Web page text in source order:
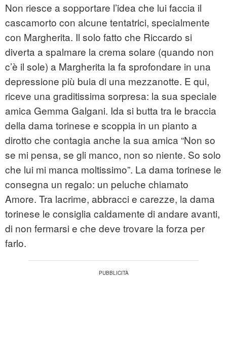
Non riesce a sopportare l’idea che lui faccia il
cascamorto con alcune tentatrici, specialmente
con Margherita. Il solo fatto che Riccardo si
diverta a spalmare la crema solare (quando non
c’è il sole) a Margherita la fa sprofondare in una
depressione più buia di una mezzanotte. E qui,
riceve una graditissima sorpresa: la sua speciale
amica Gemma Galgani. Ida si butta tra le braccia
della dama torinese e scoppia in un pianto a
dirotto che contagia anche la sua amica “Non so
se mi pensa, se gli manco, non so niente. So solo
che lui mi manca moltissimo”. La dama torinese le
consegna un regalo: un peluche chiamato
Amore. Tra lacrime, abbracci e carezze, la dama
torinese le consiglia caldamente di andare avanti,
di non fermarsi e che deve trovare la forza per
farlo.